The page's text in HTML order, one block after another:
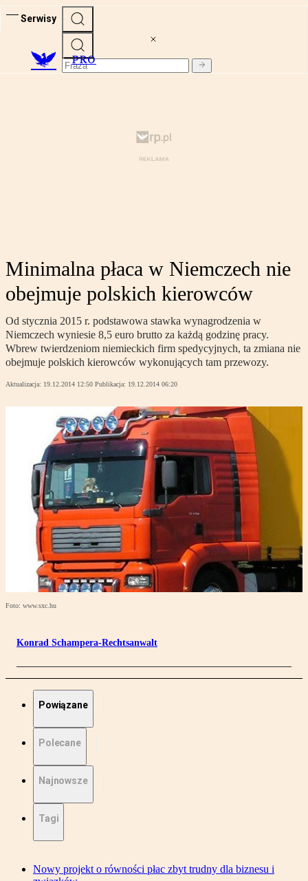
Serwisy
PRO
Minimalna płaca w Niemczech nie
obejmuje polskich kierowców
Od stycznia 2015 r. podstawowa stawka wynagrodzenia w
Niemczech wyniesie 8,5 euro brutto za każdą godzinę pracy.
Wbrew twierdzeniom niemieckich firm spedycyjnych, ta zmiana nie
obejmuje polskich kierowców wykonujących tam przewozy.
Aktualizacja: 19.12.2014 12:50 Publikacja: 19.12.2014 06:20
Foto: www.sxc.hu
Konrad Schampera-Rechtsanwalt
Powiązane
Polecane
Najnowsze
Tagi
Nowy projekt o równości płac zbyt trudny dla biznesu i